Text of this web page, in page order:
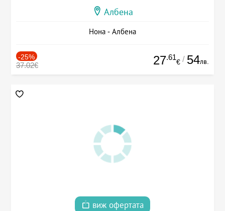
Албена
Нона - Албена
-25%
37.02€ 27.61
€ / 54лв.
виж офертата